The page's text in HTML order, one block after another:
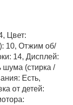
Цвет:
10, Отжим об/
14, Дисплей:
шума (стирка /
Есть,
от детей: